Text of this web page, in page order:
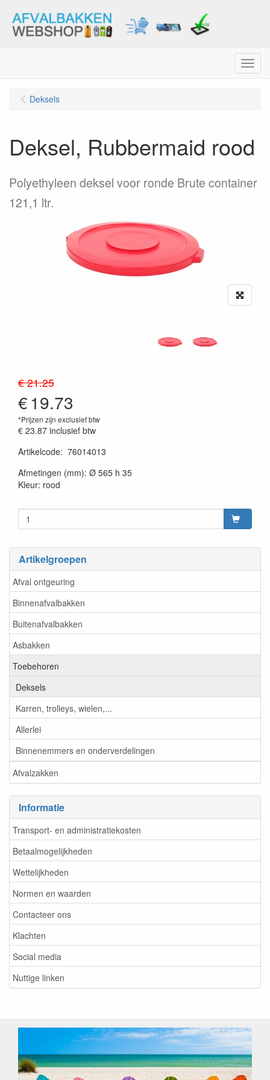
Menu
Artikelgroepen
Afval ontgeuring
Binnenafvalbakken
Buitenafvalbakken
Asbakken
Toebehoren
Deksels
Karren, trolleys, wielen,...
Allerlei
Binnenemmers en onderverdelingen
Afvalzakken
Informatie
Transport- en administratiekosten
Betaalmogelijkheden
Wettelijkheden
Normen en waarden
Contacteer ons
Klachten
Social media
Nuttige linken
Deksels
Deksel, Rubbermaid rood
Polyethyleen deksel voor ronde Brute container
121,1 ltr.
€ 21.25
€19.73
*Prijzen zijn exclusief btw
€ 23.87 inclusief btw
Artikelcode: 76014013
Afmetingen (mm): Ø 565 h 35
Kleur: rood